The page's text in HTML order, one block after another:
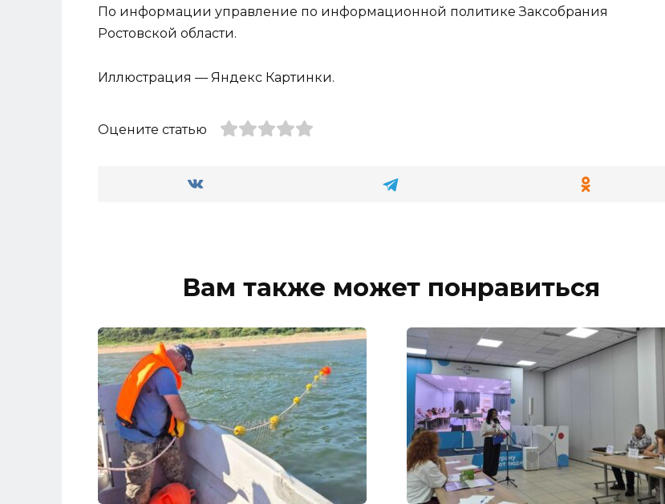
По информации управление по информационной политике Заксобрания
Ростовской области.
Иллюстрация — Яндекс Картинки.
Оцените статью
Вам также может понравиться